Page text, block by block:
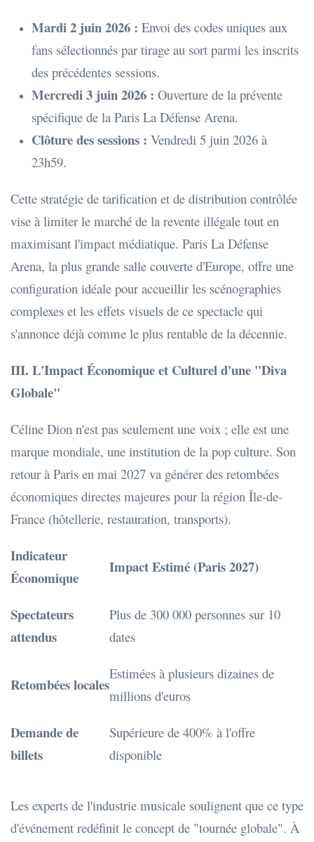
Mardi 2 juin 2026 : Envoi des codes uniques aux
fans sélectionnés par tirage au sort parmi les inscrits
des précédentes sessions.
Mercredi 3 juin 2026 : Ouverture de la prévente
spécifique de la Paris La Défense Arena.
Clôture des sessions : Vendredi 5 juin 2026 à
23h59.
Cette stratégie de tarification et de distribution contrôlée
vise à limiter le marché de la revente illégale tout en
maximisant l'impact médiatique. Paris La Défense
Arena, la plus grande salle couverte d'Europe, offre une
configuration idéale pour accueillir les scénographies
complexes et les effets visuels de ce spectacle qui
s'annonce déjà comme le plus rentable de la décennie.
III. L'Impact Économique et Culturel d'une "Diva
Globale"
Céline Dion n'est pas seulement une voix ; elle est une
marque mondiale, une institution de la pop culture. Son
retour à Paris en mai 2027 va générer des retombées
économiques directes majeures pour la région Île-de-
France (hôtellerie, restauration, transports).
Indicateur
Économique
Impact Estimé (Paris 2027)
Spectateurs
attendus
Plus de 300 000 personnes sur 10
dates
Retombées locales
Estimées à plusieurs dizaines de
millions d'euros
Demande de
billets
Supérieure de 400% à l'offre
disponible
Les experts de l'industrie musicale soulignent que ce type
d'événement redéfinit le concept de "tournée globale". À